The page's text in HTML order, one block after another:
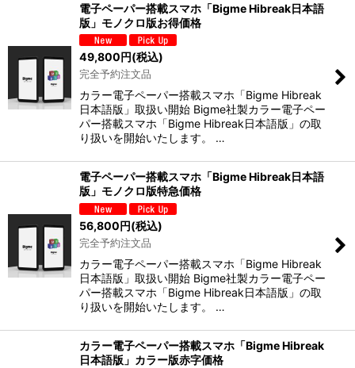
電子ペーパー搭載スマホ「Bigme Hibreak日本語
版」モノクロ版お得価格
49,800 円(税込)
完全予約注文品
カラー電子ペーパー搭載スマホ「Bigme Hibreak
日本語版」取扱い開始 Bigme社製カラー電子ペー
パー搭載スマホ「Bigme Hibreak日本語版」の取
り扱いを開始いたします。 …
電子ペーパー搭載スマホ「Bigme Hibreak日本語
版」モノクロ版特急価格
56,800円(税込)
完全予約注文品
カラー電子ペーパー搭載スマホ「Bigme Hibreak
日本語版」取扱い開始 Bigme社製カラー電子ペー
パー搭載スマホ「Bigme Hibreak日本語版」の取
り扱いを開始いたします。 …
カラー電子ペーパー搭載スマホ「Bigme Hibreak
日本語版」カラー版赤字価格